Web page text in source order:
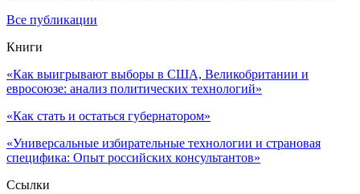
Все публикации
Книги
«Как выигрывают выборы в США, Великобритании и
евросоюзе: анализ политических технологий»
«Как стать и остаться губернатором»
«Универсальные избирательные технологии и страновая
специфика: Опыт российских консультантов»
Ссылки